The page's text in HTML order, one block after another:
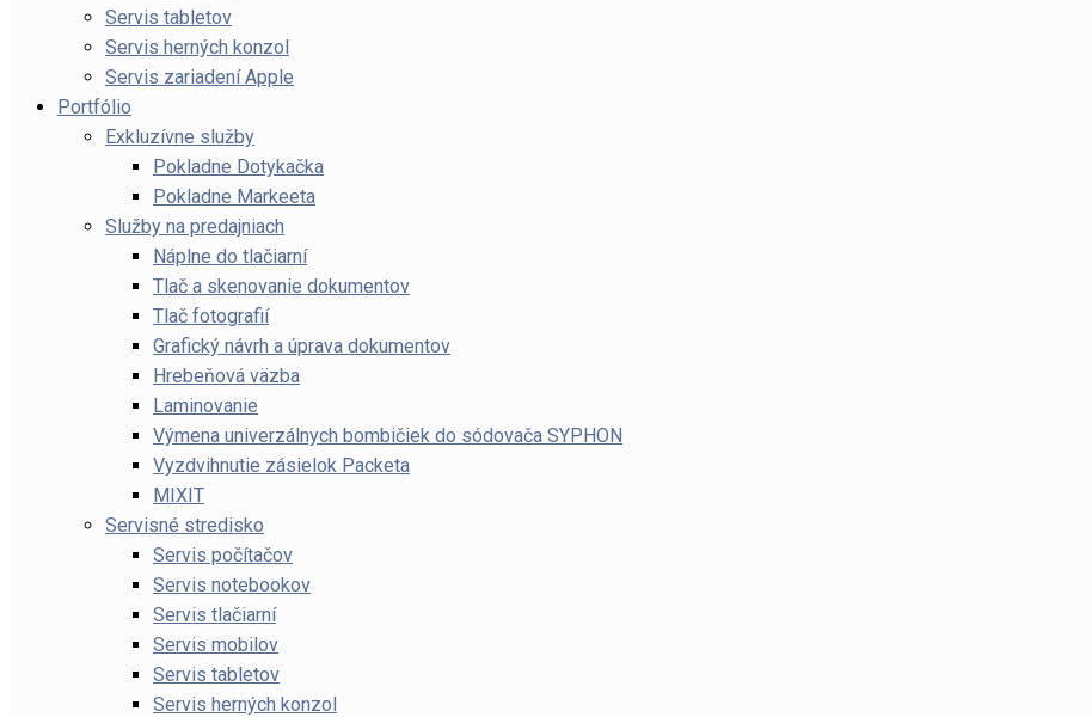
Servis tabletov
Servis herných konzol
Servis zariadení Apple
Portfólio
Exkluzívne služby
Pokladne Dotykačka
Pokladne Markeeta
Služby na predajniach
Náplne do tlačiarní
Tlač a skenovanie dokumentov
Tlač fotografií
Grafický návrh a úprava dokumentov
Hrebeňová väzba
Laminovanie
Výmena univerzálnych bombičiek do sódovača SYPHON
Vyzdvihnutie zásielok Packeta
MIXIT
Servisné stredisko
Servis počítačov
Servis notebookov
Servis tlačiarní
Servis mobilov
Servis tabletov
Servis herných konzol